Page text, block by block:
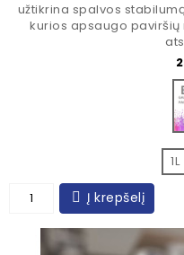
užtikrina spalvos
kurios apsaugo
1L
Į krepšelį